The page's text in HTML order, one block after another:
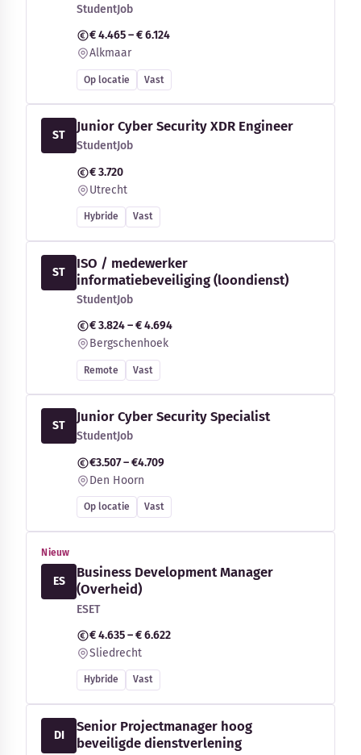
StudentJob
€ 4.465 – € 6.124
Alkmaar
Op locatie Vast
ST
Junior Cyber Security XDR Engineer
StudentJob
€ 3.720
Utrecht
Hybride Vast
ST
ISO / medewerker
informatiebeveiliging (loondienst)
StudentJob
€ 3.824 – € 4.694
Bergschenhoek
Remote Vast
ST
Junior Cyber Security Specialist
StudentJob
€3.507 – €4.709
Den Hoorn
Op locatie Vast
Nieuw
ES
Business Development Manager
(Overheid)
ESET
€ 4.635 – € 6.622
Sliedrecht
Hybride Vast
DI
Senior Projectmanager hoog
beveiligde dienstverlening